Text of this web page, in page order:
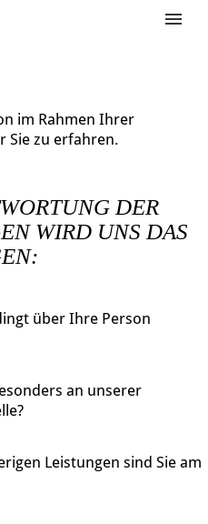
im Rahmen Ihrer
Sie zu erfahren.
DER
WIRD UNS DAS
über Ihre Person
an unserer
Leistungen sind Sie am